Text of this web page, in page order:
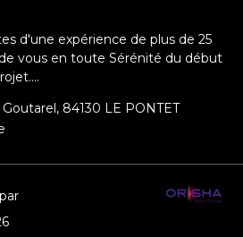
d'une expérience de plus de 25
vous en toute Sérénité du début
84130 LE PONTET